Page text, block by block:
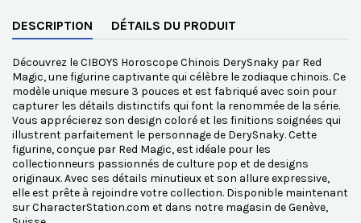
DESCRIPTION DÉTAILS DU PRODUIT
Découvrez le CIBOYS Horoscope Chinois DerySnaky par Red
Magic, une figurine captivante qui célèbre le zodiaque chinois. Ce
modèle unique mesure 3 pouces et est fabriqué avec soin pour
capturer les détails distinctifs qui font la renommée de la série.
Vous apprécierez son design coloré et les finitions soignées qui
illustrent parfaitement le personnage de DerySnaky. Cette
figurine, conçue par Red Magic, est idéale pour les
collectionneurs passionnés de culture pop et de designs
originaux. Avec ses détails minutieux et son allure expressive,
elle est prête à rejoindre votre collection. Disponible maintenant
sur CharacterStation.com et dans notre magasin de Genève,